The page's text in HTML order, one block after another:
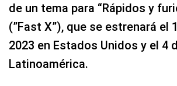
de un tema para “Rápidos y
(”Fast X”), que se estrenará el
2023 en Estados Unidos y el 4
Latinoamérica.